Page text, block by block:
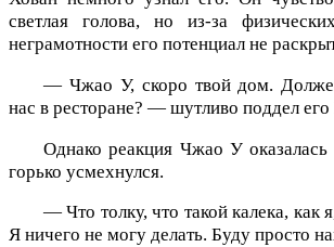
светлая голова, но из-за
неграмотности его потенциал не
— Чжао У, скоро твой дом.
нас в ресторане? — шутливо поддел его
Однако реакция Чжао У
горько усмехнулся.
— Что толку, что такой калека, как
Я ничего не могу делать. Буду просто